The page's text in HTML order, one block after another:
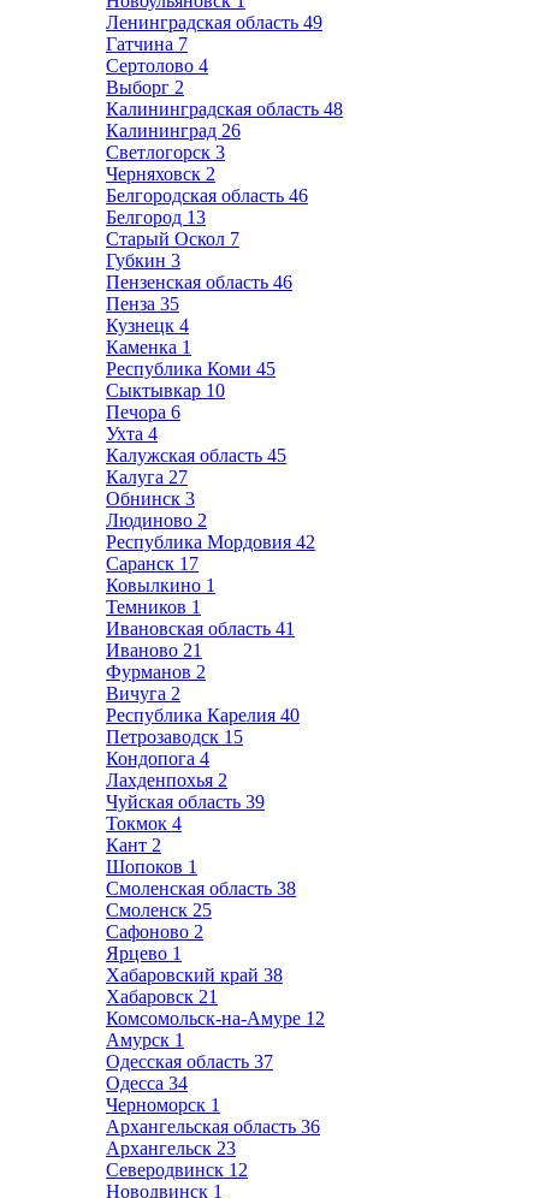
Ленинградская область 49
Гатчина 7
Сертолово 4
Выборг 2
Калининградская область 48
Калининград 26
Светлогорск 3
Черняховск 2
Белгородская область 46
Белгород 13
Старый Оскол 7
Губкин 3
Пензенская область 46
Пенза 35
Кузнецк 4
Каменка 1
Республика Коми 45
Сыктывкар 10
Печора 6
Ухта 4
Калужская область 45
Калуга 27
Обнинск 3
Людиново 2
Республика Мордовия 42
Саранск 17
Ковылкино 1
Темников 1
Ивановская область 41
Иваново 21
Фурманов 2
Вичуга 2
Республика Карелия 40
Петрозаводск 15
Кондопога 4
Лахденпохья 2
Чуйская область 39
Токмок 4
Кант 2
Шопоков 1
Смоленская область 38
Смоленск 25
Сафоново 2
Ярцево 1
Хабаровский край 38
Хабаровск 21
Комсомольск-на-Амуре 12
Амурск 1
Одесская область 37
Одесса 34
Черноморск 1
Архангельская область 36
Архангельск 23
Северодвинск 12
Новодвинск 1